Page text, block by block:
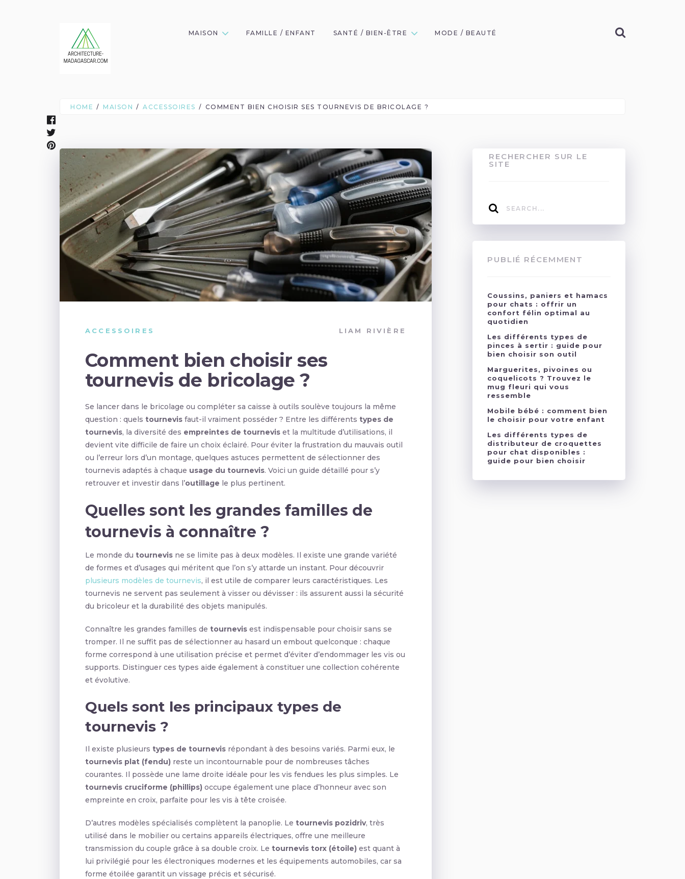
MAISON FAMILLE / ENFANT SANTÉ / BIEN-ÊTRE MODE / BEAUTÉ
HOME MAISON ACCESSOIRES COMMENT BIEN CHOISIR SES TOURNEVIS DE BRICOLAGE ?
ACCESSOIRES LIAM RIVIÈRE
Comment bien choisir ses
tournevis de bricolage ?
Se lancer dans le bricolage ou compléter sa caisse à outils soulève toujours la même
question : quels tournevis faut-il vraiment posséder ? Entre les différents types de
tournevis, la diversité des empreintes de tournevis et la multitude d’utilisations, il
devient vite difficile de faire un choix éclairé. Pour éviter la frustration du mauvais outil
ou l’erreur lors d’un montage, quelques astuces permettent de sélectionner des
tournevis adaptés à chaque usage du tournevis. Voici un guide détaillé pour s’y
retrouver et investir dans l’outillage le plus pertinent.
Quelles sont les grandes familles de
tournevis à connaître ?
Le monde du tournevis ne se limite pas à deux modèles. Il existe une grande variété
de formes et d’usages qui méritent que l’on s’y attarde un instant. Pour découvrir
plusieurs modèles de tournevis, il est utile de comparer leurs caractéristiques. Les
tournevis ne servent pas seulement à visser ou dévisser : ils assurent aussi la sécurité
du bricoleur et la durabilité des objets manipulés.
Connaître les grandes familles de tournevis est indispensable pour choisir sans se
tromper. Il ne suffit pas de sélectionner au hasard un embout quelconque : chaque
forme correspond à une utilisation précise et permet d’éviter d’endommager les vis ou
supports. Distinguer ces types aide également à constituer une collection cohérente
et évolutive.
Quels sont les principaux types de
tournevis ?
Il existe plusieurs types de tournevis répondant à des besoins variés. Parmi eux, le
tournevis plat (fendu) reste un incontournable pour de nombreuses tâches
courantes. Il possède une lame droite idéale pour les vis fendues les plus simples. Le
tournevis cruciforme (phillips) occupe également une place d’honneur avec son
empreinte en croix, parfaite pour les vis à tête croisée.
D’autres modèles spécialisés complètent la panoplie. Le tournevis pozidriv, très
utilisé dans le mobilier ou certains appareils électriques, offre une meilleure
transmission du couple grâce à sa double croix. Le tournevis torx (étoile) est quant à
lui privilégié pour les électroniques modernes et les équipements automobiles, car sa
forme étoilée garantit un vissage précis et sécurisé.
RECHERCHER SUR LE
SITE
PUBLIÉ RÉCEMMENT
Coussins, paniers et hamacs
pour chats : offrir un
confort félin optimal au
quotidien
Les différents types de
pinces à sertir : guide pour
bien choisir son outil
Marguerites, pivoines ou
coquelicots ? Trouvez le
mug fleuri qui vous
ressemble
Mobile bébé : comment bien
le choisir pour votre enfant
Les différents types de
distributeur de croquettes
pour chat disponibles :
guide pour bien choisir